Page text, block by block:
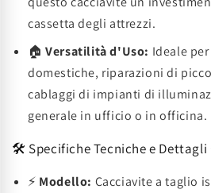
cassetta degli attrezzi.
🏠Versatilità d'Uso: Ideale
domestiche, riparazioni di
cablaggi di impianti di
generale in ufficio o in officina.
🛠️ Specifiche Tecniche e
⚡ Modello: Cacciavite a taglio